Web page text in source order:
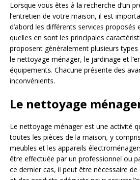
Lorsque vous êtes à la recherche d’un
l’entretien de votre maison, il est
d’abord les différents services proposés
quelles en sont les principales
proposent généralement plusieurs
le nettoyage ménager, le jardinage et
équipements. Chacune présente des
inconvénients.
Le nettoyage
Le nettoyage ménager est une activité
toutes les pièces de la maison, y
meubles et les appareils
être effectuée par un professionnel ou
ce dernier cas, il peut être nécessaire